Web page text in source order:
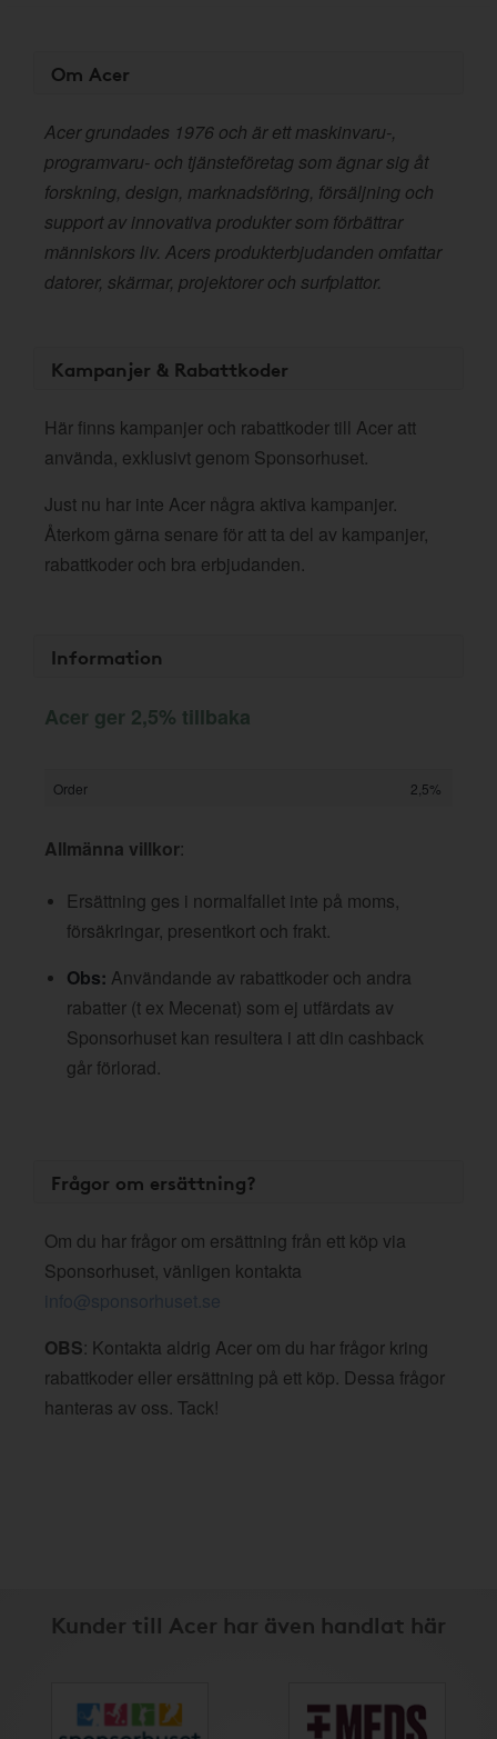
Om Acer
Acer grundades 1976 och är ett maskinvaru-,
programvaru- och tjänsteföretag som ägnar sig åt
forskning, design, marknadsföring, försäljning och
support av innovativa produkter som förbättrar
människors liv. Acers produkterbjudanden omfattar
datorer, skärmar, projektorer och surfplattor.
Kampanjer & Rabattkoder
Här finns kampanjer och rabattkoder till Acer att
använda, exklusivt genom Sponsorhuset.
Just nu har inte Acer några aktiva kampanjer.
Återkom gärna senare för att ta del av kampanjer,
rabattkoder och bra erbjudanden.
Information
Acer ger 2,5% tillbaka
Order 2,5%
Allmänna villkor:
Ersättning ges i normalfallet inte på moms,
försäkringar, presentkort och frakt.
Obs: Användande av rabattkoder och andra
rabatter (t ex Mecenat) som ej utfärdats av
Sponsorhuset kan resultera i att din cashback
går förlorad.
Frågor om ersättning?
Om du har frågor om ersättning från ett köp via
Sponsorhuset, vänligen kontakta
info@sponsorhuset.se
OBS: Kontakta aldrig Acer om du har frågor kring
rabattkoder eller ersättning på ett köp. Dessa frågor
hanteras av oss. Tack!
Kunder till Acer har även handlat här